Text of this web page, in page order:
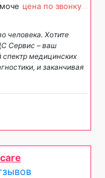
цена по звонку
человека. Хотите
Сервис – ваш
медицинских
и заканчивая